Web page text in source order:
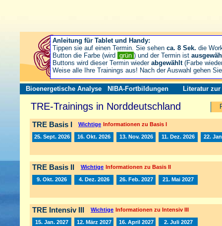
Bioenergetische Analyse NIBA-Fortbildungen Literatur zur
TRE-Trainings in Norddeutschland
TRE Basis I Wichtige Informationen zu Basis I
25. Sept. 2026 16. Okt. 2026 13. Nov. 2026 11. Dez. 2026 22.
TRE Basis II Wichtige Informationen zu Basis II
9. Okt. 2026 4. Dez. 2026 26. Feb. 2027 21. Mai 2027
TRE Intensiv III Wichtige Informationen zu Intensiv III
15. Jan. 2027 12. März 2027 16. April 2027 2. Juli 2027
Anleitung für Tablet und Handy:
Tippen sie auf einen Termin. Sie sehen ca. 8 Sek. die
Button die Farbe (wird grün ) und der Termin ist
Buttons wird dieser Termin wieder abgewählt(Farbe
Weise alle Ihre Trainings aus! Nach der Auswahl gehen